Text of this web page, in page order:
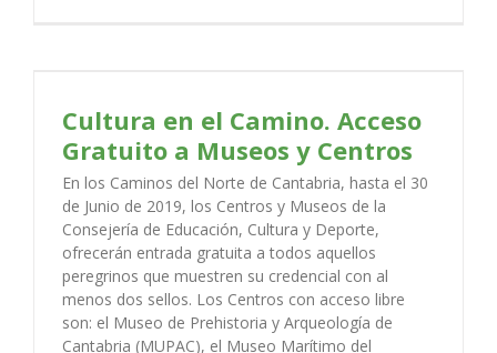
Cultura en el Camino. Acceso
Gratuito a Museos y Centros
En los Caminos del Norte de Cantabria, hasta el 30
de Junio de 2019, los Centros y Museos de la
Consejería de Educación, Cultura y Deporte,
ofrecerán entrada gratuita a todos aquellos
peregrinos que muestren su credencial con al
menos dos sellos. Los Centros con acceso libre
son: el Museo de Prehistoria y Arqueología de
Cantabria (MUPAC), el Museo Marítimo del